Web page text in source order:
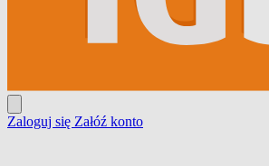
Zaloguj się Załóź konto